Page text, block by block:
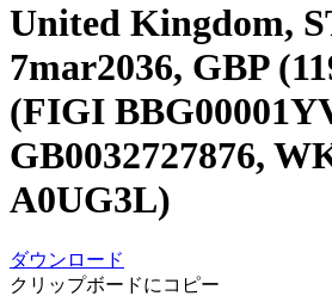
United Kingdom,
7mar2036, GBP
(FIGI
GB0032727876,
A0UG3L)
ダウンロード
クリップボードにコピー